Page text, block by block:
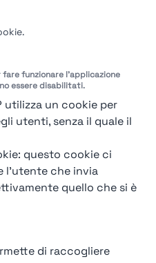
fare funzionare l'applicazione
essere disabilitati.
utilizza un cookie per
utenti, senza il quale il
questo cookie ci
l'utente che invia
quello che si è
di raccogliere
di
Lungo
Molto
velocità del processo
attraverso dati
candidati e valutazioni